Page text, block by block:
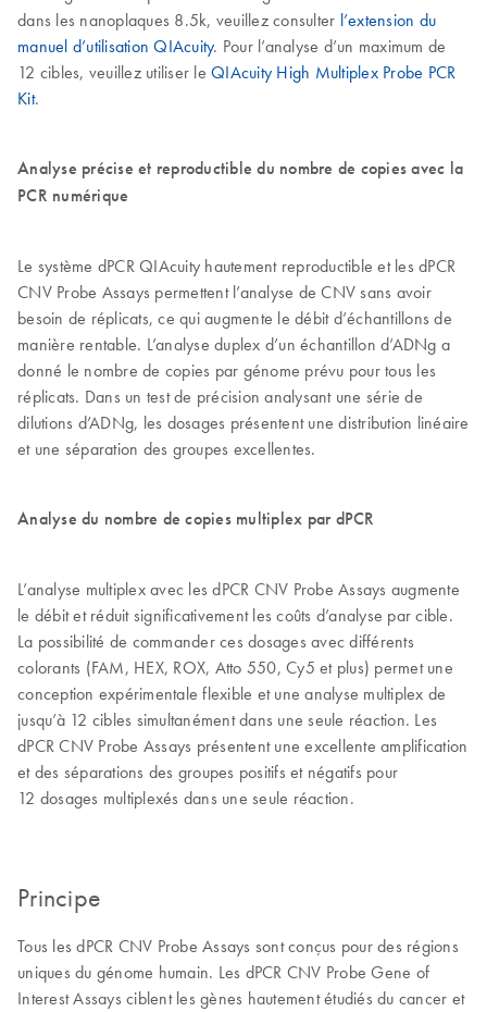
dans les nanoplaques 8.5k, veuillez consulter l’extension du
manuel d’utilisation QIAcuity. Pour l’analyse d’un maximum de
12 cibles, veuillez utiliser le QIAcuity High Multiplex Probe PCR
Kit.
Analyse précise et reproductible du nombre de copies avec la
PCR numérique
Le système dPCR QIAcuity hautement reproductible et les dPCR
CNV Probe Assays permettent l’analyse de CNV sans avoir
besoin de réplicats, ce qui augmente le débit d’échantillons de
manière rentable. L’analyse duplex d’un échantillon d’ADNg a
donné le nombre de copies par génome prévu pour tous les
réplicats. Dans un test de précision analysant une série de
dilutions d’ADNg, les dosages présentent une distribution linéaire
et une séparation des groupes excellentes.
Analyse du nombre de copies multiplex par dPCR
L’analyse multiplex avec les dPCR CNV Probe Assays augmente
le débit et réduit significativement les coûts d’analyse par cible.
La possibilité de commander ces dosages avec différents
colorants (FAM, HEX, ROX, Atto 550, Cy5 et plus) permet une
conception expérimentale flexible et une analyse multiplex de
jusqu’à 12 cibles simultanément dans une seule réaction. Les
dPCR CNV Probe Assays présentent une excellente amplification
et des séparations des groupes positifs et négatifs pour
12 dosages multiplexés dans une seule réaction.
Principe
Tous les dPCR CNV Probe Assays sont conçus pour des régions
uniques du génome humain. Les dPCR CNV Probe Gene of
Interest Assays ciblent les gènes hautement étudiés du cancer et